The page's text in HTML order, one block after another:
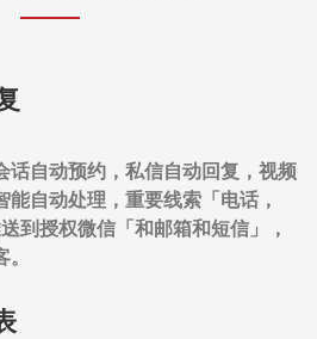
话自动预约，私信自动回复，视频
自动处理，重要线索「电话，
到授权微信「和邮箱和短信」，